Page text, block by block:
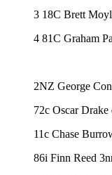
3 18C Brett
4 81C Graham
2NZ George
72c Oscar Drake
11c Chase
86i Finn Reed